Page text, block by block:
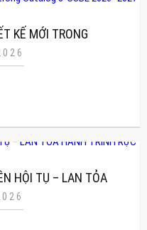
KẾ MỚI TRONG
HỘI TỤ – LAN TỎA